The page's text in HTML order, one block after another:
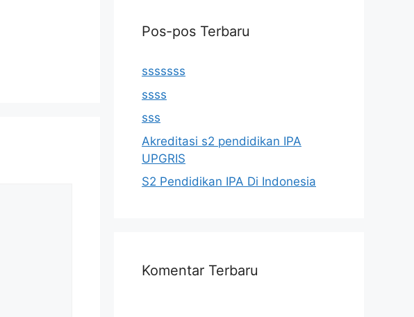
Pos-pos Terbaru
sssssss
ssss
sss
Akreditasi s2 pendidikan IPA
UPGRIS
S2 Pendidikan IPA Di Indonesia
Komentar Terbaru